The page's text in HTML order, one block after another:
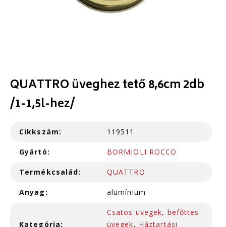
QUATTRO üveghez tető 8,6cm 2db
/1-1,5l-hez/
Cikkszám: 119511
Gyártó: BORMIOLI ROCCO
Termékcsalád: QUATTRO
Anyag: alumínium
Kategória:
Csatos üvegek, befőttes
üvegek, Háztartási